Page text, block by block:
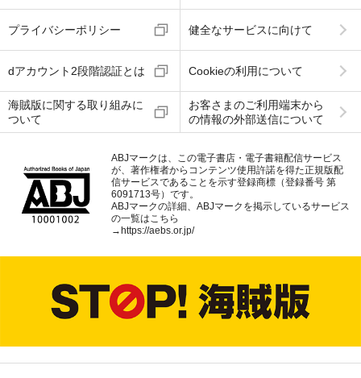
プライバシーポリシー 健全なサービスに向けて
dアカウント2段階認証とは Cookieの利用について
海賊版に関する取り組みに
ついて
お客さまのご利用端末から
の情報の外部送信について
ABJマークは、この電子書店・電子書籍配信サービス
が、著作権者からコンテンツ使用許諾を得た正規版配
信サービスであることを示す登録商標（登録番号 第
6091713号）です。
ABJマークの詳細、ABJマークを掲示しているサービス
の一覧はこちら
→ https://aebs.or.jp/